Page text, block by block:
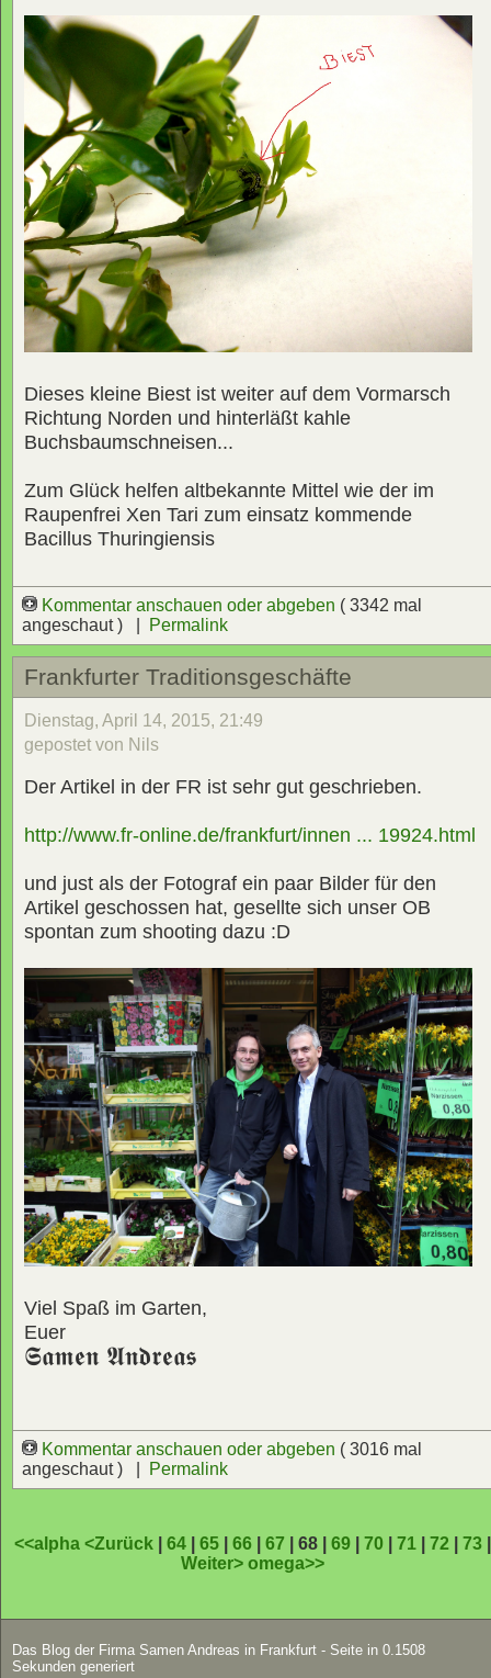
Dieses kleine Biest ist weiter auf dem Vormarsch
Richtung Norden und hinterläßt kahle
Buchsbaumschneisen...
Zum Glück helfen altbekannte Mittel wie der im
Raupenfrei Xen Tari zum einsatz kommende
Bacillus Thuringiensis
Kommentar anschauen oder abgeben ( 3342 mal
angeschaut ) |
Permalink
Frankfurter Traditionsgeschäfte
Dienstag, April 14, 2015, 21:49
gepostet von Nils
Der Artikel in der FR ist sehr gut geschrieben.
http://www.fr-online.de/frankfurt/innen ... 19924.html
und just als der Fotograf ein paar Bilder für den
Artikel geschossen hat, gesellte sich unser OB
spontan zum shooting dazu :D
Viel Spaß im Garten,
Euer
𝕾𝖆𝖒𝖊𝖓 𝕬𝖓𝖉𝖗𝖊𝖆𝖘
Kommentar anschauen oder abgeben ( 3016 mal
angeschaut ) |
Permalink
<<alpha<Zurück |64 |65 |66 |67 | 68 |69 |70 |71 |72 |73
Weiter>omega>>
Das Blog der Firma Samen Andreas in Frankfurt - Seite in 0.1508
Sekunden generiert